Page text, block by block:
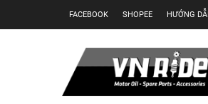
FACEBOOK SHOPEE HƯỚNG